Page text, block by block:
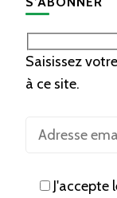
Saisissez
à ce site.
J'accepte